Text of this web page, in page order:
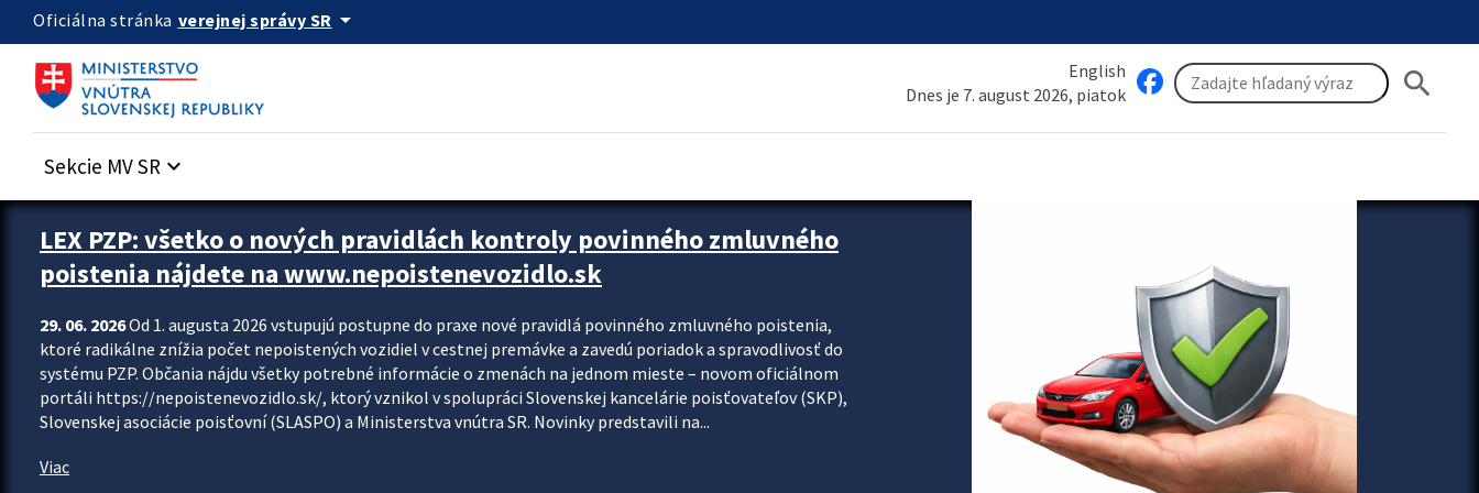
Preskocit na hlavný obsah
Oficiálna stránka verejnej správy SR arrow_drop_down
English
Dnes je 7. august 2026, piatok
search
Sekcie MV SR keyboard_arrow_down
Zastavit automatický posun upútavok
LEX PZP: všetko o nových pravidlách kontroly povinného zmluvného
poistenia nájdete na www.nepoistenevozidlo.sk
29. 06. 2026Od 1. augusta 2026 vstupujú postupne do praxe nové pravidlá povinného zmluvného poistenia,
ktoré radikálne znížia počet nepoistených vozidiel v cestnej premávke a zavedú poriadok a spravodlivosť do
systému PZP. Občania nájdu všetky potrebné informácie o zmenách na jednom mieste – novom oficiálnom
portáli https://nepoistenevozidlo.sk/, ktorý vznikol v spolupráci Slovenskej kancelárie poisťovateľov (SKP),
Slovenskej asociácie poisťovní (SLASPO) a Ministerstva vnútra SR. Novinky predstavili na...
Viac